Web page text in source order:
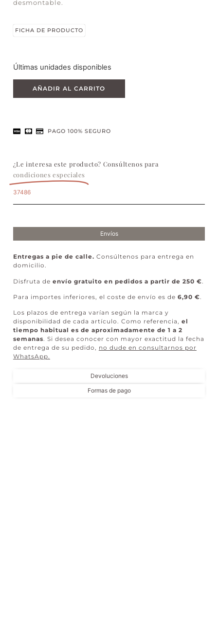
desmontable.
FICHA DE PRODUCTO
Últimas unidades disponibles
AÑADIR AL CARRITO
PAGO 100% SEGURO
¿Le interesa este producto? Consúltenos para
condiciones especiales
37486
Envíos
Devoluciones
Formas de pago
Entregas a pie de calle. Consúltenos para entrega en
domicilio.
Disfruta de envío gratuito en pedidos a partir de 250 €
Para importes inferiores, el coste de envío es de 6,90 €
Los plazos de entrega varían según la marca y
disponibilidad de cada artículo. Como referencia, el
tiempo habitual es de aproximadamente de 1 a 2
semanas. Si desea conocer con mayor exactitud la fecha
de entrega de su pedido, no dude en consultarnos por
WhatsApp.